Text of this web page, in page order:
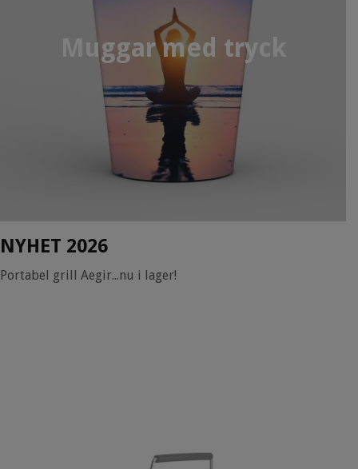
Muggar med tryck
NYHET 2026
Portabel grill Aegir...nu i lager!